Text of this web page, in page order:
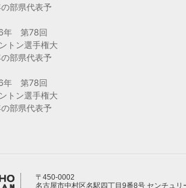
部県代表予
年 第78回
トン選手権大
部県代表予
年 第78回
トン選手権大
部県代表予
〒450-0002
名古屋市中村区名駅四丁目9番8号 センチュリ